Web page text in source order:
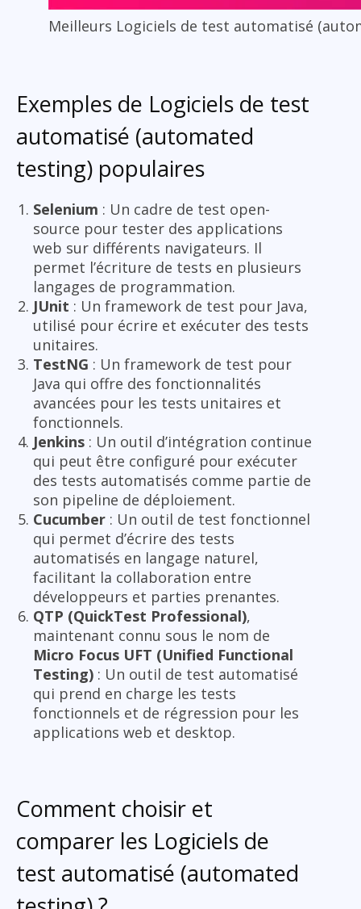
Meilleurs Logiciels de test automatisé
Exemples de Logiciels de test
automatisé (automated
testing) populaires
Selenium : Un cadre de test open-
source pour tester des applications
web sur différents navigateurs. Il
permet l’écriture de tests en plusieurs
langages de programmation.
JUnit : Un framework de test pour Java,
utilisé pour écrire et exécuter des tests
unitaires.
TestNG : Un framework de test pour
Java qui offre des fonctionnalités
avancées pour les tests unitaires et
fonctionnels.
Jenkins : Un outil d’intégration continue
qui peut être configuré pour exécuter
des tests automatisés comme partie de
son pipeline de déploiement.
Cucumber : Un outil de test fonctionnel
qui permet d’écrire des tests
automatisés en langage naturel,
facilitant la collaboration entre
développeurs et parties prenantes.
QTP (QuickTest Professional),
maintenant connu sous le nom de
Micro Focus UFT (Unified Functional
Testing) : Un outil de test automatisé
qui prend en charge les tests
fonctionnels et de régression pour les
applications web et desktop.
Comment choisir et
comparer les Logiciels de
test automatisé (automated